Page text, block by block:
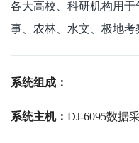
各大高校、科研机构用
事、农林、水文、极地考
系统组成：
系统主机： DJ-6095数据